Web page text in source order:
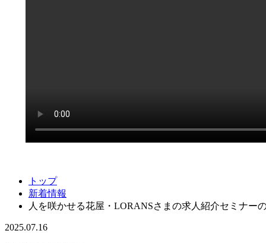
トップ
新着情報
人を咲かせる花屋・LORANSさまの求人紹介セミナー
2025.07.16